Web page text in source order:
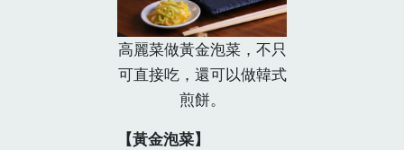
高麗菜做黃金泡菜，不只
可直接吃，還可以做韓式
煎餅。
【黃金泡菜】